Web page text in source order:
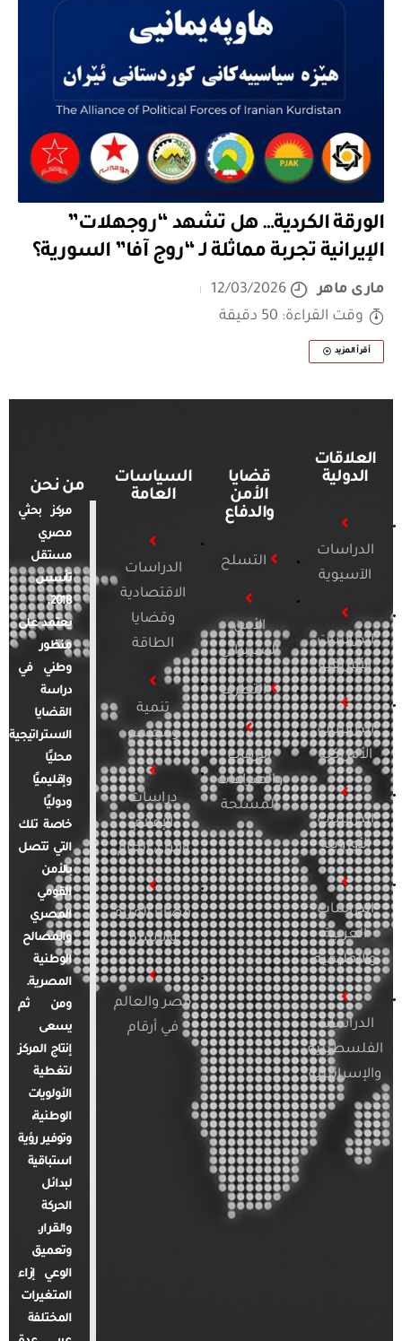
الورقة الكردية… هل تشهد “روجهلات”
الإيرانية تجربة مماثلة لـ “روج آفا” السورية؟
مارى ماهر
12/03/2026
وقت القراءة: 50 دقيقة
أقرأ المزيد
العلاقات
الدولية
الدراسات
الآسيوية
الدراسات
الأفريقية
الدراسات
الأمريكية
الدراسات
الأوروبية
الدراسات
العربية
والإقليمية
الدراسات
الفلسطينية
والإسرائيلية
قضايا
الأمن
والدفاع
التسلح
الأمن
السيبراني
التطرف
الإرهاب
والصراعات
المسلحة
السياسات
العامة
الدراسات
الاقتصادية
وقضايا
الطاقة
تنمية
ومجتمع
دراسات
الإعلام
والرأي العام
قضايا المرأة
والأسرة
مصر والعالم
في أرقام
من نحن
مركز بحثي
مصري
مستقل
تأسس
2018.
يعتمد على
منظور
وطني في
دراسة
القضايا
الاستراتيجية
محليًا
وإقليميًا
ودوليًا
خاصة تلك
التي تتصل
بالأمن
القومي
المصري
والمصالح
الوطنية
المصرية.
ومن ثم
يسعى
إنتاج المركز
لتغطية
الأولويات
الوطنية،
وتوفير رؤية
استباقية
لبدائل
الحركة
والقرار.
وتعميق
الوعي إزاء
المتغيرات
المختلفة